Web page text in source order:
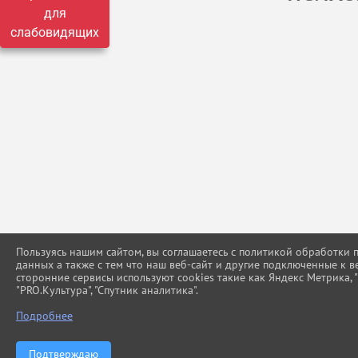
для
слабовидящих
Пользуясь нашим сайтом, вы соглашаетесь с политикой обработки
данных а также с тем что наш веб-сайт и другие подключенные к
сторонние сервисы используют cookies такие как Яндекс Метрика,
"PRO.Культура", "Спутник аналитика".
Подробнее
Подтверждаю